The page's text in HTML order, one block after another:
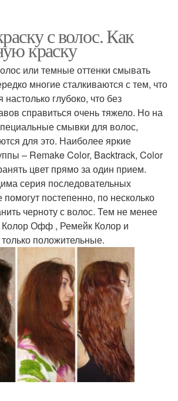
с волос. Как
краску
или темные оттенки смывать
многие сталкиваются с тем, что
настолько глубоко, что без
справиться очень тяжело. Но на
смывки для волос,
для это. Наиболее яркие
– Remake Color, Backtrack, Color
цвет прямо за один прием.
серия последовательных
постепенно, по несколько
черноту с волос. Тем не менее
Офф , Ремейк Колор и
положительные.